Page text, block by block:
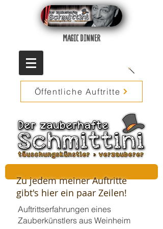
MAGIC DINNER
Öffentliche Auftritte
Zu jedem meiner Auftritte
gibt's hier ein paar Zeilen!
Auftrittserfahrungen eines
Zauberkünstlers aus Weinheim